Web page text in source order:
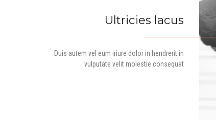
Ultricies lacus
Duis autem vel eum iriure dolor in hendrerit in
vulputate velit molestie consequat